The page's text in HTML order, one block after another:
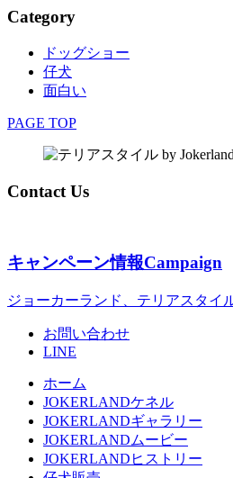
Category
ドッグショー
仔犬
面白い
PAGE TOP
Contact Us
キャンペーン情報Campaign
ジョーカーランド、テリアスタイ
お問い合わせ
LINE
ホーム
JOKERLANDケネル
JOKERLANDギャラリー
JOKERLANDムービー
JOKERLANDヒストリー